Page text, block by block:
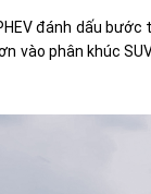
đánh dấu
vào phân khúc